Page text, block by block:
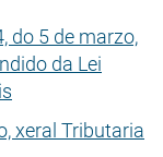
do 5 de marzo,
da Lei
xeral Tributaria